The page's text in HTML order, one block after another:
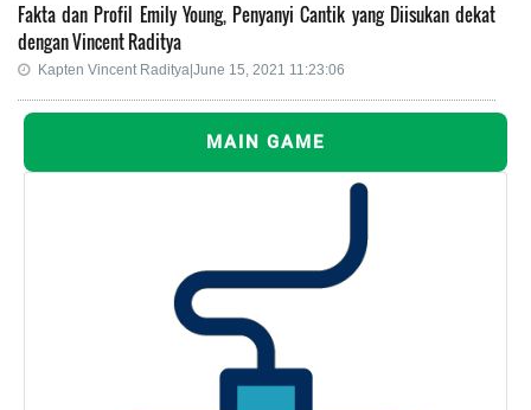
Fakta dan Profil Emily Young, Penyanyi Cantik yang Diisukan dekat
dengan Vincent Raditya
Kapten Vincent Raditya|June 15, 2021 11:23:06
MAIN GAME